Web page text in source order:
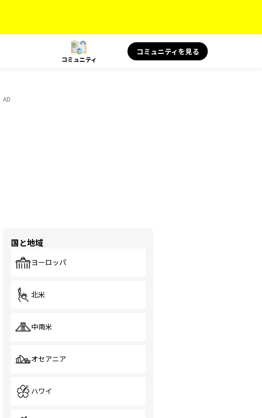
コミュニティ
コミュニティを見る
AD
国と地域
ヨーロッパ
北米
中南米
オセアニア
ハワイ